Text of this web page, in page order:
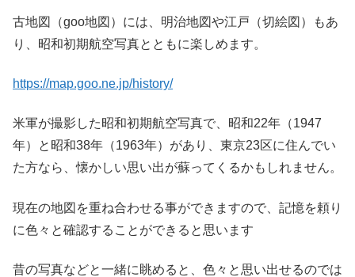
古地図（goo地図）には、明治地図や江戸（切絵図）もあ
り、昭和初期航空写真とともに楽しめます。
https://map.goo.ne.jp/history/
米軍が撮影した昭和初期航空写真で、昭和22年（1947
年）と昭和38年（1963年）があり、東京23区に住んでい
た方なら、懐かしい思い出が蘇ってくるかもしれません。
現在の地図を重ね合わせる事ができますので、記憶を頼り
に色々と確認することができると思います
昔の写真などと一緒に眺めると、色々と思い出せるのでは